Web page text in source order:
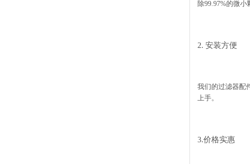
除99.97%的微小
2. 安装方便
我们的过滤器配
上手。
3.价格实惠